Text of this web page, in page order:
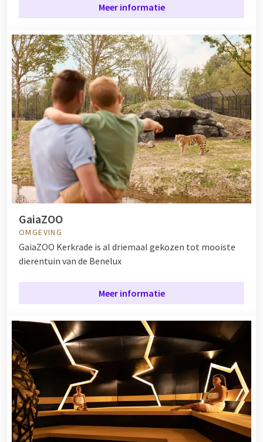
Meer informatie
GaiaZOO
OMGEVING
GaiaZOO Kerkrade is al driemaal gekozen tot mooiste
dierentuin van de Benelux
Meer informatie